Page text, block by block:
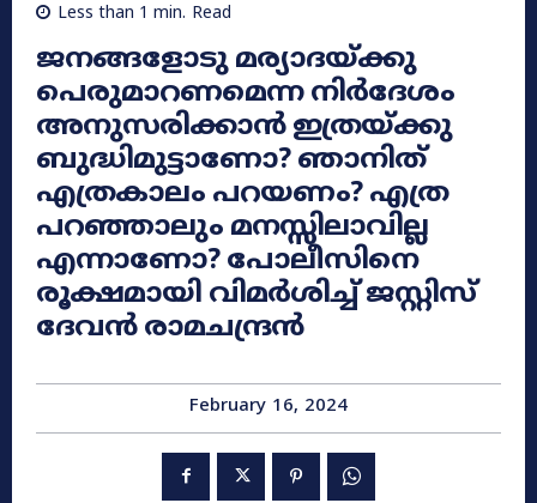
Less than 1 min. Read
ജനങ്ങളോടു മര്യാദയ്ക്കു
പെരുമാറണമെന്ന നിർദേശം
അനുസരിക്കാൻ ഇത്രയ്ക്കു
ബുദ്ധിമുട്ടാണോ? ഞാനിത്
എത്രകാലം പറയണം? എത്ര
പറഞ്ഞാലും മനസ്സിലാവില്ല
എന്നാണോ? പോലീസിനെ
രൂക്ഷമായി വിമർശിച്ച് ജസ്റ്റിസ്
ദേവൻ രാമചന്ദ്രൻ
February 16, 2024